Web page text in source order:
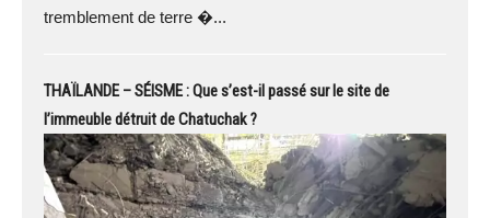
tremblement de terre �...
THAÏLANDE – SÉISME : Que s’est-il passé sur le site de
l’immeuble détruit de Chatuchak ?